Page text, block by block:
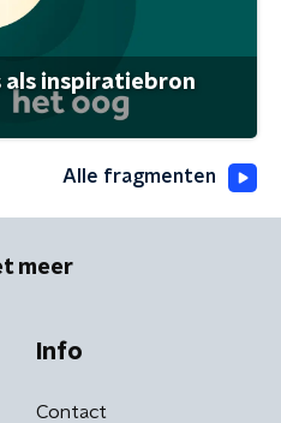
als inspiratiebron
Alle fragmenten
meer
Info
Contact